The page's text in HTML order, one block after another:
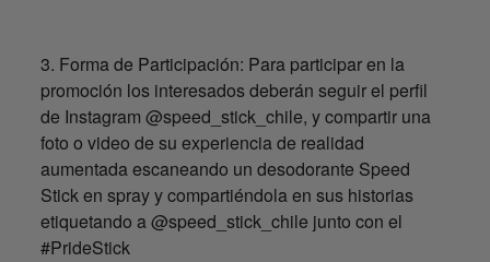
3. Forma de Participación: Para participar en la
promoción los interesados deberán seguir el perfil
de Instagram @speed_stick_chile, y compartir una
foto o video de su experiencia de realidad
aumentada escaneando un desodorante Speed
Stick en spray y compartiéndola en sus historias
etiquetando a @speed_stick_chile junto con el
#PrideStick